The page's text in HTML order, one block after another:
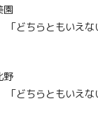
園
「どちらともいえ
野
「どちらともいえ